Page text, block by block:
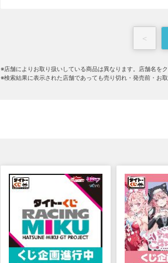
＜
※店舗によりお取り扱いしている商品は異なります。店舗名を
※検索結果に表示された店舗であっても売り切れ・発売前・お